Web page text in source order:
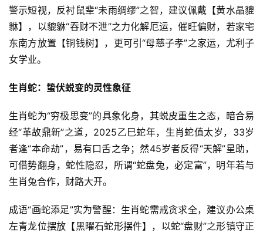
警示短视，反衬鼠辈“未雨绸缪”之智，建议佩戴【黄水晶貔
貅】，以貔貅“吞财不泄”之力化解厄运，催旺偏财，若家宅
东南方放置【铜钱树】，更可引“母慈子孝”之家运，尤利子
女学业。
生肖蛇：蛰伏蜕变的灵性象征
生肖蛇为“穷极思变”的具象化身，其蜕皮重生之态，暗合易
经“革故鼎新”之道，2025乙巳蛇年，生肖蛇值太岁，33岁
者逢“本命劫”，易有口舌之争；然45岁者反得“天解”星助，
可借势翻身，蛇性隐忍，所谓“蛇盘兔，必定富”，明年若与
生肖兔合作，财路大开。
成语“画蛇添足”实为警醒：生肖蛇需戒贪求全，建议办公桌
左青龙位摆放【黑曜石蛇形摆件】，以蛇“盘财”之形镇守正